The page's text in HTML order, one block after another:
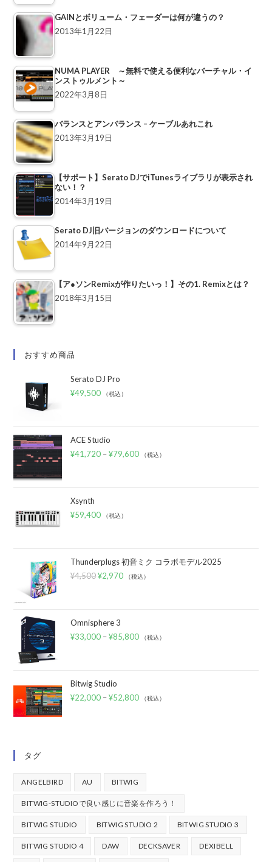
GAINとボリューム・フェーダーは何が違うの？
2013年1月22日
NUMA PLAYER ～無料で使える便利なバーチャル・イ
ンストゥルメント～
2022年3月8日
バランスとアンバランス – ケーブルあれこれ
2013年3月19日
【サポート】Serato DJでiTunesライブラリが表示され
ない！？
2014年3月19日
Serato DJ旧バージョンのダウンロードについて
2014年9月22日
【ア●ソンRemixが作りたいっ！】その1. Remixとは？
2018年3月15日
おすすめ商品
Serato DJ Pro
¥49,500 （税込）
ACE Studio
¥41,720 –¥79,600 （税込）
Xsynth
¥59,400 （税込）
Thunderplugs 初音ミク コラボモデル2025
¥4,500 ¥2,970 （税込）
Omnisphere 3
¥33,000 –¥85,800 （税込）
Bitwig Studio
¥22,000 –¥52,800 （税込）
タグ
ANGELBIRD AU BITWIG
BITWIG-STUDIOで良い感じに音楽を作ろう！
BITWIG STUDIO BITWIG STUDIO 2 BITWIG STUDIO 3
BITWIG STUDIO 4 DAW DECKSAVER DEXIBELL